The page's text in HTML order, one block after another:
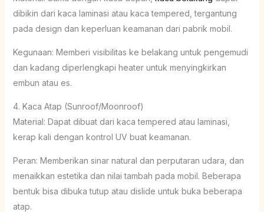
dibikin dari kaca laminasi atau kaca tempered, tergantung
pada design dan keperluan keamanan dari pabrik mobil.
Kegunaan: Memberi visibilitas ke belakang untuk pengemudi
dan kadang diperlengkapi heater untuk menyingkirkan
embun atau es.
4. Kaca Atap (Sunroof/Moonroof)
Material: Dapat dibuat dari kaca tempered atau laminasi,
kerap kali dengan kontrol UV buat keamanan.
Peran: Memberikan sinar natural dan perputaran udara, dan
menaikkan estetika dan nilai tambah pada mobil. Beberapa
bentuk bisa dibuka tutup atau dislide untuk buka beberapa
atap.